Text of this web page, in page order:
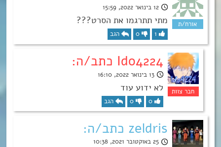
12 בינואר 2022, 15:59
מתי תתרגמו את הסרט???
1
0 הגב
Ido4224 כתב/ה:
13 בינואר 2022, 16:10
לא ידוע עוד
0
0 הגב
zeldris כתב/ה:
25 באוקטובר 2021, 10:38